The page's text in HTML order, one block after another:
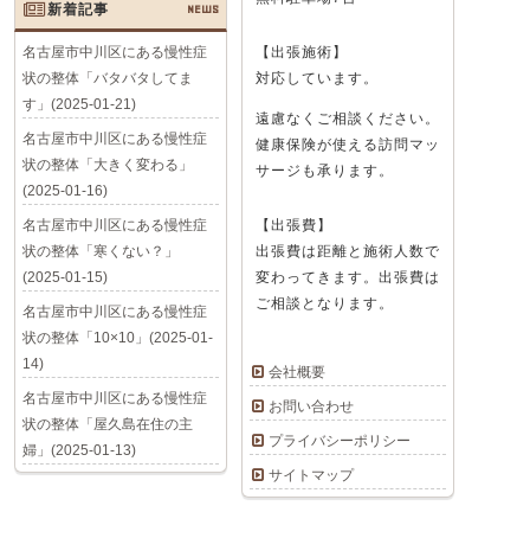
【出張施術】
対応しています。
遠慮なくご相談ください。
健康保険が使える訪問マッ
サージも承ります。
【出張費】
出張費は距離と施術人数で
変わってきます。出張費は
ご相談となります。
会社概要
お問い合わせ
プライバシーポリシー
サイトマップ
新着記事 NEWS
名古屋市中川区にある慢性症
状の整体「バタバタしてま
す」(2025-01-21)
名古屋市中川区にある慢性症
状の整体「大きく変わる」
(2025-01-16)
名古屋市中川区にある慢性症
状の整体「寒くない？」
(2025-01-15)
名古屋市中川区にある慢性症
状の整体「10×10」(2025-01-
14)
名古屋市中川区にある慢性症
状の整体「屋久島在住の主
婦」(2025-01-13)